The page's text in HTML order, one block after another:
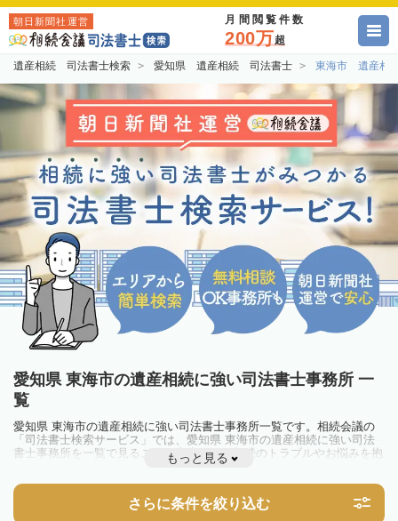
朝日新聞社運営 月間閲覧件数
200万超
遺産相続 司法書士検索 愛知県 遺産相続 司法書士 東海市 遺産相
愛知県 東海市の遺産相続に強い司法書士事務所 一
覧
愛知県 東海市の遺産相続に強い司法書士事務所一覧です。相続会議の
「司法書士検索サービス」では、愛知県 東海市の遺産相続に強い司法
書士事務所を一覧で見ることが出来ます。相続のトラブルやお悩みを抱
えている方は一度近隣の司法書士に相談してみましょう。
もっと見る
さらに条件を絞り込む